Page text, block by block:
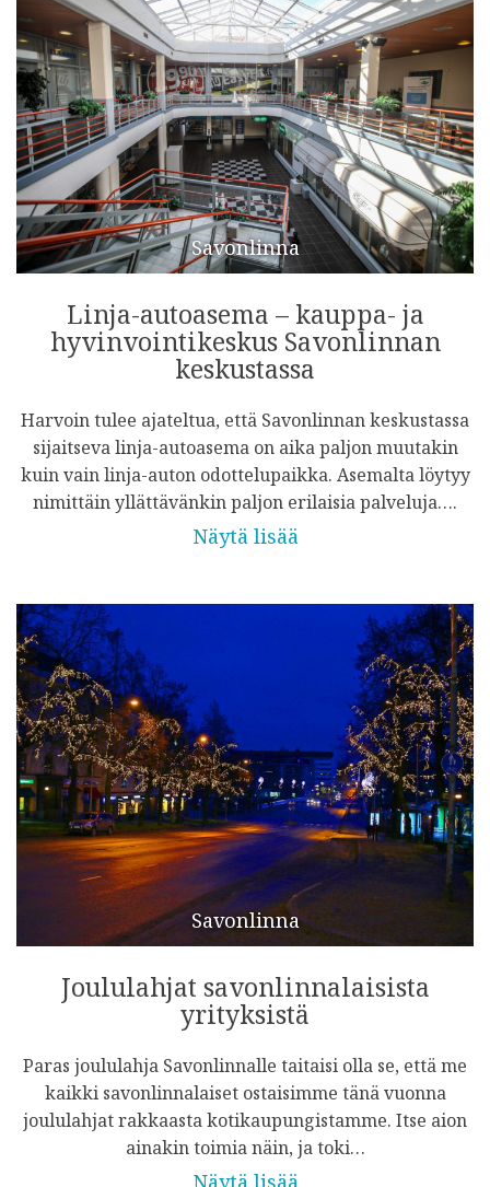
Savonlinna
Linja-autoasema – kauppa- ja
hyvinvointikeskus Savonlinnan
keskustassa
Harvoin tulee ajateltua, että Savonlinnan keskustassa
sijaitseva linja-autoasema on aika paljon muutakin
kuin vain linja-auton odottelupaikka. Asemalta löytyy
nimittäin yllättävänkin paljon erilaisia palveluja….
Näytä lisää
Savonlinna
Joululahjat savonlinnalaisista
yrityksistä
Paras joululahja Savonlinnalle taitaisi olla se, että me
kaikki savonlinnalaiset ostaisimme tänä vuonna
joululahjat rakkaasta kotikaupungistamme. Itse aion
ainakin toimia näin, ja toki…